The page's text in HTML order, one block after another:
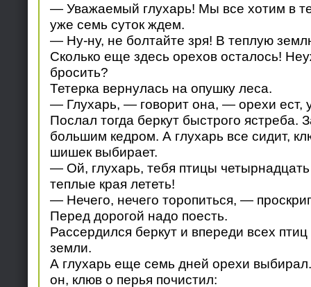
— Уважаемый глухарь! Мы все хотим в
уже семь суток ждем.
— Ну-ну, не болтайте зря! В теплую
Сколько еще здесь орехов осталось!
бросить?
Тетерка вернулась на опушку леса.
— Глухарь, — говорит она, — орехи ест,
Послал тогда беркут быстрого ястреба.
большим кедром. А глухарь все сидит,
шишек выбирает.
— Ой, глухарь, тебя птицы четырнадцать
теплые края лететь!
— Нечего, нечего торопиться, —
Перед дорогой надо поесть.
Рассердился беркут и впереди всех
земли.
А глухарь еще семь дней орехи
он, клюв о перья почистил: